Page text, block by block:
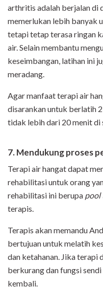
arthritis adalah berjalan di
memerlukan lebih banyak
tetapi tetap terasa ringan
air. Selain membantu
keseimbangan, latihan ini
meradang.
Agar manfaat terapi air
disarankan untuk berlatih
tidak lebih dari 20 menit di
7. Mendukung proses
Terapi air hangat dapat
rehabilitasi untuk orang
rehabilitasi ini berupa pool
terapis.
Terapis akan memandu
bertujuan untuk melatih
dan ketahanan. Jika terapi
berkurang dan fungsi
kembali.